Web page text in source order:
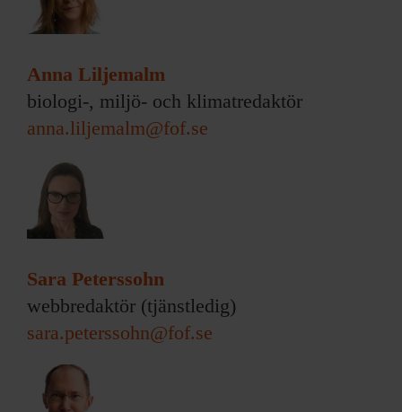
Anna Liljemalm
biologi-, miljö- och klimatredaktör
anna.liljemalm@fof.se
Sara Peterssohn
webbredaktör (tjänstledig)
sara.peterssohn@fof.se